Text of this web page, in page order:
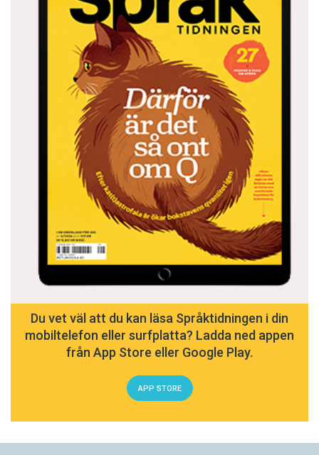
Du vet väl att du kan läsa Språktidningen i din
mobiltelefon eller surfplatta? Ladda ned appen
från App Store eller Google Play.
APP STORE